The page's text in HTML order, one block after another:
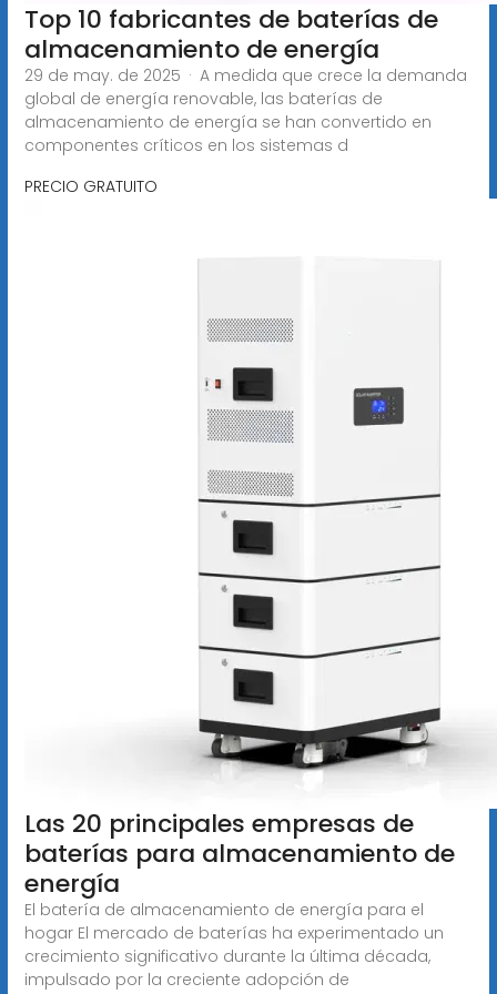
Top 10 fabricantes de baterías de
almacenamiento de energía
29 de may. de 2025 · A medida que crece la demanda
global de energía renovable, las baterías de
almacenamiento de energía se han convertido en
componentes críticos en los sistemas d
PRECIO GRATUITO
Las 20 principales empresas de
baterías para almacenamiento de
energía
El batería de almacenamiento de energía para el
hogar El mercado de baterías ha experimentado un
crecimiento significativo durante la última década,
impulsado por la creciente adopción de